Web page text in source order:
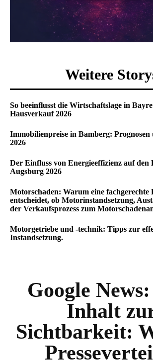
Weitere
So beeinflusst die Wirtschaftslage in
Hausverkauf 2026
Immobilienpreise in Bamberg:
2026
Der Einfluss von Energieeffizienz auf den
Augsburg 2026
Motorschaden: Warum eine fachgerechte
entscheidet, ob Motorinstandsetzung,
der Verkaufsprozess zum
Motorgetriebe und -technik: Tipps zur
Instandsetzung.
Google News:
Inhalt
Sichtbarkeit: